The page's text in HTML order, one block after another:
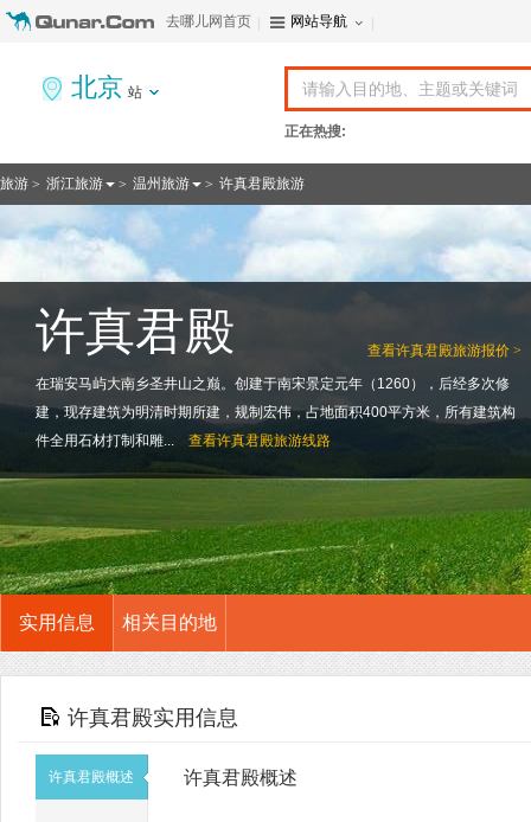
去哪儿网首页 网站导航
北京 站
正在热搜:
旅游 > 浙江旅游 > 温州旅游 > 许真君殿旅游
查看许真君殿旅游报价 >
许真君殿
在瑞安马屿大南乡圣井山之巅。创建于南宋景定元年（1260），后经多次修
建，现存建筑为明清时期所建，规制宏伟，占地面积400平方米，所有建筑构
件全用石材打制和雕...
查看许真君殿旅游线路
实用信息 相关目的地
许真君殿实用信息
许真君殿概述 许真君殿概述